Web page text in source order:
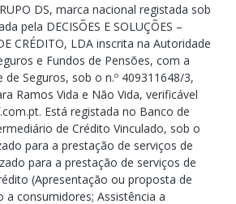
DS, marca nacional registada sob
pela DECISÕES E SOLUÇÕES –
CRÉDITO, LDA inscrita na Autoridade
e Fundos de Pensões, com a
Seguros, sob o n.º 409311648/3,
Ramos Vida e Não Vida, verificável
Está registada no Banco de
de Crédito Vinculado, sob o
para a prestação de serviços de
para a prestação de serviços de
(Apresentação ou proposta de
consumidores; Assistência a